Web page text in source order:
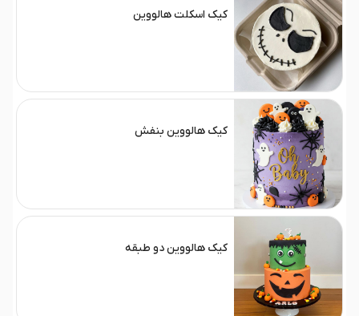
کیک اسکلت هالووین
کیک هالووین بنفش
کیک هالووین دو طبقه